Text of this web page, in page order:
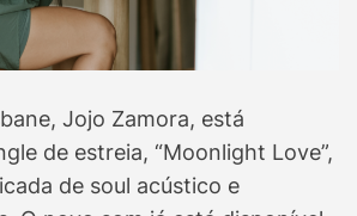
Jojo Zamora, está
de estreia, “Moonlight Love”,
de soul acústico e